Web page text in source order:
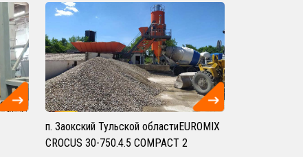
п. Заокский Тульской областиEUROMIX
CROCUS 30-750.4.5 COMPACT 2